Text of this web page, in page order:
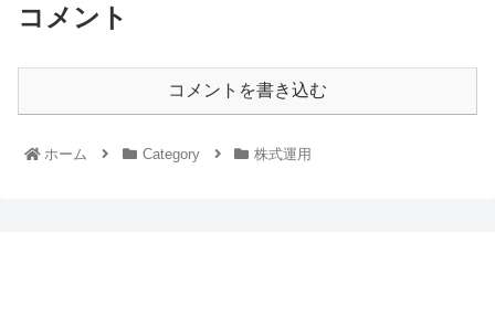
コメント
コメントを書き込む
ホーム Category 株式運用